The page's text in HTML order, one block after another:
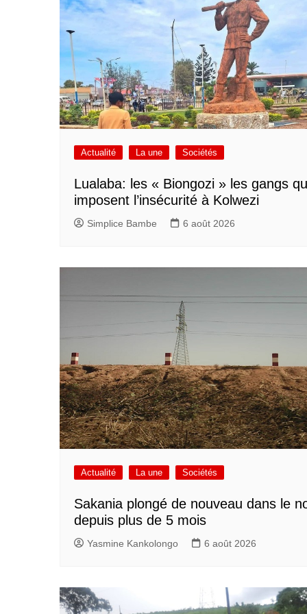
Actualité La une Sociétés
Lualaba: les « Biongozi » les gangs
imposent l’insécurité à Kolwezi
Simplice Bambe 6 août 2026
Actualité La une Sociétés
Sakania plongé de nouveau dans le
depuis plus de 5 mois
Yasmine Kankolongo 6 août 2026